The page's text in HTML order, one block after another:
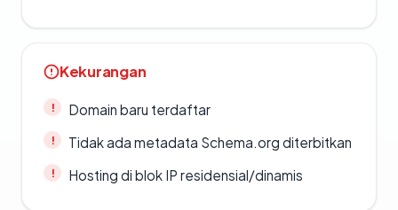
Kekurangan
Domain baru terdaftar
Tidak ada metadata Schema.org diterbitkan
Hosting di blok IP residensial/dinamis